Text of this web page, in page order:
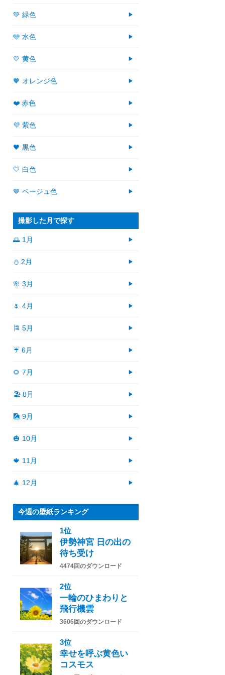
💚 緑色
🩵 水色
💛 黄色
🧡 オレンジ色
❤️ 赤色
💜 紫色
🖤 黒色
🤍 白色
🤎 ベージュ色
撮影した月で探す
🌅 1月
⛄ 2月
🌸 3月
🌷 4月
🎏 5月
☔ 6月
🌻 7月
🏖 8月
🎑 9月
🎃 10月
🍁 11月
🎄 12月
今週の壁紙ランキング
1位
伊勢神宮 日の出の
待ち受け
4474回のダウンロード
2位
一輪のひまわりと
飛行機雲
3606回のダウンロード
3位
幸せを呼ぶ黄色い
コスモス